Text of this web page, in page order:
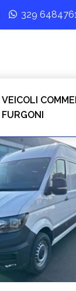
329
VEICOLI
FURGONI